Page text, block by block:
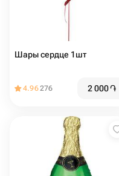
Шары сердце 1шт
4.96276 2 000֏